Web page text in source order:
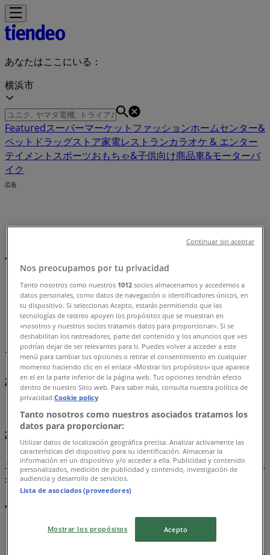
あなたはここにいる：
横浜市
Featuredスーパーマーケット ファッションホームセンター&
ペット ドラッグストア家電レストランカラオケ & エンター
テイメント スポーツおもちゃ&子供向け商品車&モーターバ
イク
広告
カラオケ & エンターテイメント 横浜
市：クーポン、割引情報、チラシ
横浜市のTiendeo»
カラオケ & エンターテイメントの横浜市チラシ
まもなく カラオケ & エンターテイメント>のカタログ・ク
ーポンの掲載を開始！
横浜市のカラオケ & エンターテイメン
トのカタログ
横浜市のチラシとお得な情報
シェルター水着水族館ランタン米カーテンネックレスフット
ケアスーツケース
他のまちのカラオケ & エンターテイメ
Nos preocupamos por tu privacidad
Tanto nosotros como nuestros 1012 socios almacenamos y accedemos a
datos personales, como datos de navegación o identificadores únicos, en
tu dispositivo. Si seleccionas Acepto, estarás permitiendo que las
tecnologías de rastreo apoyen los propósitos que se muestran en
«nosotros y nuestros socios tratamos datos para proporcionar». Si se
deshabilitan los rastreadores, parte del contenido y los anuncios que ves
podrían dejar de ser relevantes para ti. Puedes volver a acceder a este
menú para cambiar tus opciones o retirar el consentimiento en cualquier
momento haciendo clic en el enlace «Mostrar los propósitos» que aparece
en el en la parte inferior de la página web. Tus opciones tendrán efecto
dentro de nuestro Sitio web. Para saber más, consulta nuestra política de
privacidad.Cookie policy
Tanto nosotros como nuestros asociados tratamos los
datos para proporcionar:
Utilizar datos de localización geográfica precisa. Analizar activamente las
características del dispositivo para su identificación. Almacenar la
información en un dispositivo y/o acceder a ella. Publicidad y contenido
personalizados, medición de publicidad y contenido, investigación de
audiencia y desarrollo de servicios.
Lista de asociados (proveedores)
Mostrar los propósitos Acepto
Continuar sin aceptar